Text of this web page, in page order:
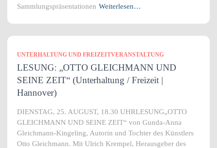
Sammlungspräsentationen Weiterlesen…
UNTERHALTUNG UND FREIZEITVERANSTALTUNG
LESUNG: „OTTO GLEICHMANN UND
SEINE ZEIT“ (Unterhaltung / Freizeit |
Hannover)
DIENSTAG, 25. AUGUST, 18.30 UHRLESUNG„OTTO
GLEICHMANN UND SEINE ZEIT“ von Gunda-Anna
Gleichmann-Kingeling, Autorin und Tochter des Künstlers
Otto Gleichmann. Mit Ulrich Krempel, Herausgeber des